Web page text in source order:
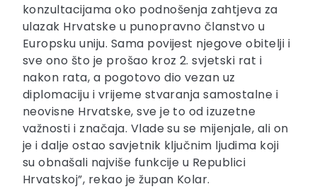
konzultacijama oko podnošenja zahtjeva za
ulazak Hrvatske u punopravno članstvo u
Europsku uniju. Sama povijest njegove obitelji i
sve ono što je prošao kroz 2. svjetski rat i
nakon rata, a pogotovo dio vezan uz
diplomaciju i vrijeme stvaranja samostalne i
neovisne Hrvatske, sve je to od izuzetne
važnosti i značaja. Vlade su se mijenjale, ali on
je i dalje ostao savjetnik ključnim ljudima koji
su obnašali najviše funkcije u Republici
Hrvatskoj”, rekao je župan Kolar.